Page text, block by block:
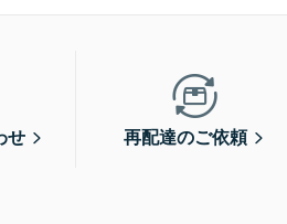
せ 再配達のご依頼